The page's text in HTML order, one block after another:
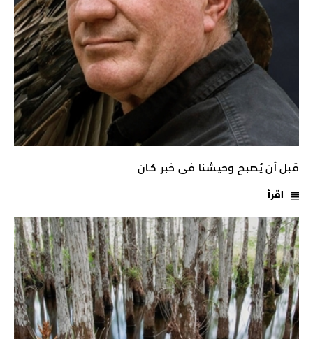
قبل أن يُصبح وحيشنا في خبر كـان
اقرأ